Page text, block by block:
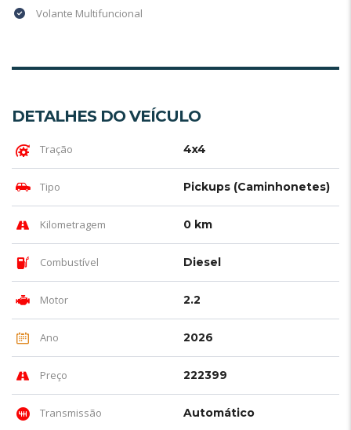
Volante Multifuncional
DETALHES DO VEÍCULO
Tração 4x4
Tipo Pickups (Caminhonetes)
Kilometragem 0 km
Combustível Diesel
Motor 2.2
Ano 2026
Preço 222399
Transmissão Automático